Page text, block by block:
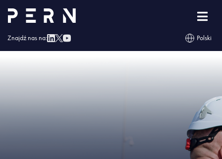
Znajdź nas na: Polski
Strona główna »Naftor otrzymał Świadectwo Bezpieczeństwa Przemysłowego